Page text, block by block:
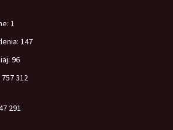
1
147
96
757 312
291